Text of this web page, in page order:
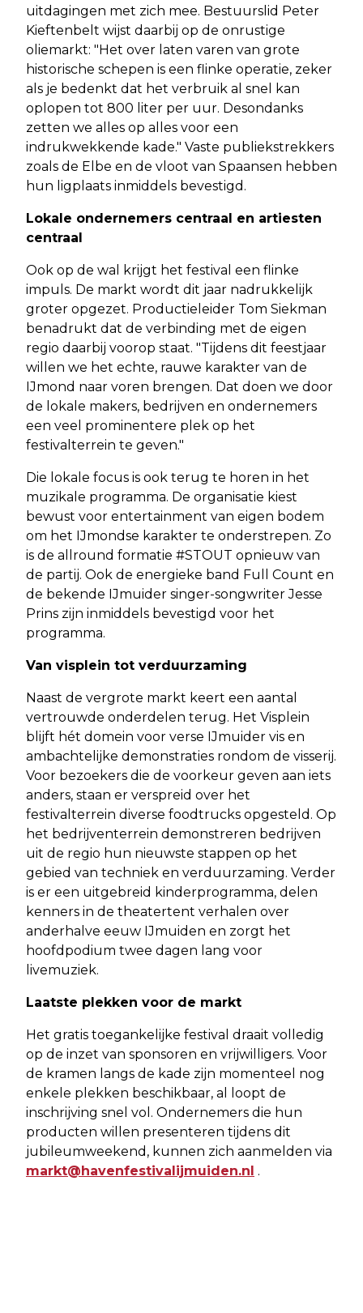
uitdagingen met zich mee. Bestuurslid Peter
Kieftenbelt wijst daarbij op de onrustige
oliemarkt: "Het over laten varen van grote
historische schepen is een flinke operatie, zeker
als je bedenkt dat het verbruik al snel kan
oplopen tot 800 liter per uur. Desondanks
zetten we alles op alles voor een
indrukwekkende kade." Vaste publiekstrekkers
zoals de Elbe en de vloot van Spaansen hebben
hun ligplaats inmiddels bevestigd.
Lokale ondernemers centraal en artiesten
centraal
Ook op de wal krijgt het festival een flinke
impuls. De markt wordt dit jaar nadrukkelijk
groter opgezet. Productieleider Tom Siekman
benadrukt dat de verbinding met de eigen
regio daarbij voorop staat. "Tijdens dit feestjaar
willen we het echte, rauwe karakter van de
IJmond naar voren brengen. Dat doen we door
de lokale makers, bedrijven en ondernemers
een veel prominentere plek op het
festivalterrein te geven."
Die lokale focus is ook terug te horen in het
muzikale programma. De organisatie kiest
bewust voor entertainment van eigen bodem
om het IJmondse karakter te onderstrepen. Zo
is de allround formatie #STOUT opnieuw van
de partij. Ook de energieke band Full Count en
de bekende IJmuider singer-songwriter Jesse
Prins zijn inmiddels bevestigd voor het
programma.
Van visplein tot verduurzaming
Naast de vergrote markt keert een aantal
vertrouwde onderdelen terug. Het Visplein
blijft hét domein voor verse IJmuider vis en
ambachtelijke demonstraties rondom de visserij.
Voor bezoekers die de voorkeur geven aan iets
anders, staan er verspreid over het
festivalterrein diverse foodtrucks opgesteld. Op
het bedrijventerrein demonstreren bedrijven
uit de regio hun nieuwste stappen op het
gebied van techniek en verduurzaming. Verder
is er een uitgebreid kinderprogramma, delen
kenners in de theatertent verhalen over
anderhalve eeuw IJmuiden en zorgt het
hoofdpodium twee dagen lang voor
livemuziek.
Laatste plekken voor de markt
Het gratis toegankelijke festival draait volledig
op de inzet van sponsoren en vrijwilligers. Voor
de kramen langs de kade zijn momenteel nog
enkele plekken beschikbaar, al loopt de
inschrijving snel vol. Ondernemers die hun
producten willen presenteren tijdens dit
jubileumweekend, kunnen zich aanmelden via
markt@havenfestivalijmuiden.nl .